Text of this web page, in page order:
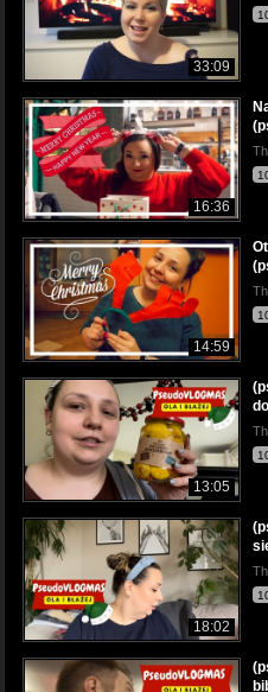
33:09
16:36
14:59
13:05
18:02